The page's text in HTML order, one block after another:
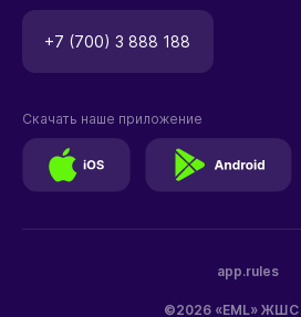
+7 (700) 3 888 188
©2026 «EML» ЖШС
app.rules
Скачать наше приложение